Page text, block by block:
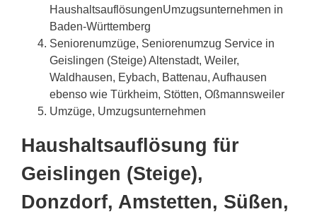
HaushaltsauflösungenUmzugsunternehmen in
Baden-Württemberg
Seniorenumzüge, Seniorenumzug Service in
Geislingen (Steige) Altenstadt, Weiler,
Waldhausen, Eybach, Battenau, Aufhausen
ebenso wie Türkheim, Stötten, Oßmannsweiler
Umzüge, Umzugsunternehmen
Haushaltsauflösung für
Geislingen (Steige),
Donzdorf, Amstetten, Süßen,